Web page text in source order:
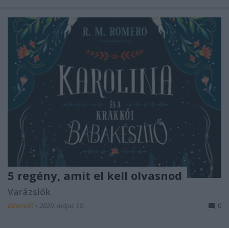
5 regény, amit el kell olvasnod
Varázslók
BBerni86 • 2020. május 19. 0